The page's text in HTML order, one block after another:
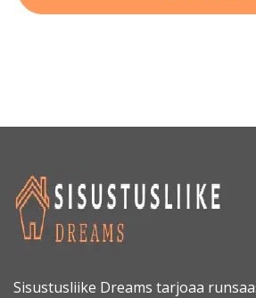
Sisustusliike Dreams tarjoaa